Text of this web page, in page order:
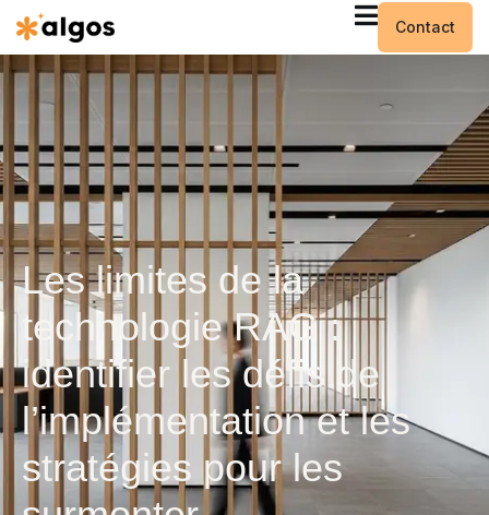
Contact
Les limites de la
technologie RAG :
identifier les défis de
l’implémentation et les
stratégies pour les